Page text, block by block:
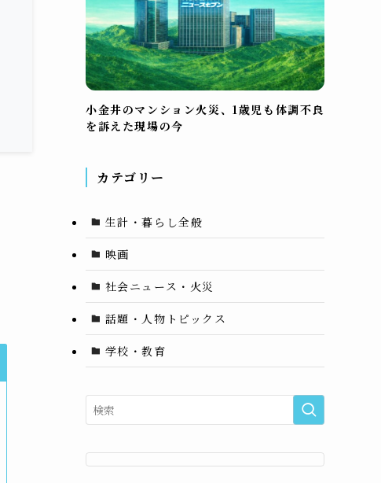
小金井のマンション火災、1歳児も体調不良
を訴えた現場の今
カテゴリー
生計・暮らし全般
映画
社会ニュース・火災
話題・人物トピックス
学校・教育